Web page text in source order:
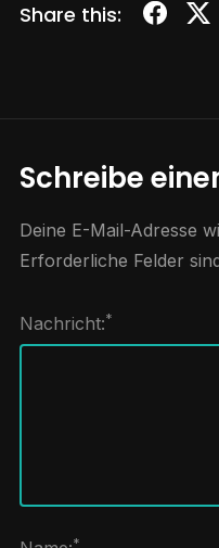
Share this:
Schreibe
Deine E-Mail-Adresse
Erforderliche Felder
Nachricht:*
*